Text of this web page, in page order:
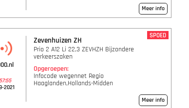
Meer info
2021
Zevenhuizen ZH
SPOED
Prio 2 A12 Li 22,3 ZEVHZH Bijzondere
verkeerszaken
Opgeroepen:
Infocode wegennet Regio
Haaglanden,Hollands-Midden
Meer info